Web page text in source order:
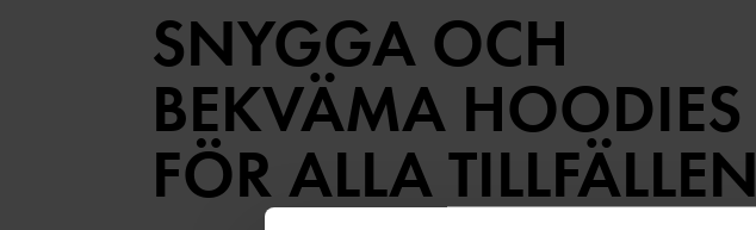
SNYGGA OCH
BEKVÄMA HOODIES
FÖR ALLA TILLFÄLLEN